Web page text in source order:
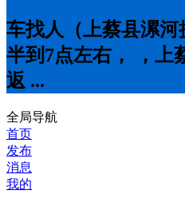
车找人（上蔡县漯河
半到7点左右， ，上
返 ...
全局导航
首页
发布
消息
我的